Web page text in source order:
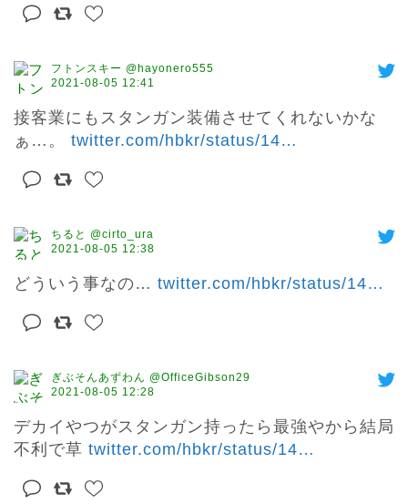
フトンスキー @hayonero555
2021-08-05 12:41
接客業にもスタンガン装備させてくれないかな
ぁ…。 twitter.com/hbkr/status/14…
ちると @cirto_ura
2021-08-05 12:38
どういう事なの… twitter.com/hbkr/status/14…
ぎぶそんあずわん @OfficeGibson29
2021-08-05 12:28
デカイやつがスタンガン持ったら最強やから結局
不利で草 twitter.com/hbkr/status/14…